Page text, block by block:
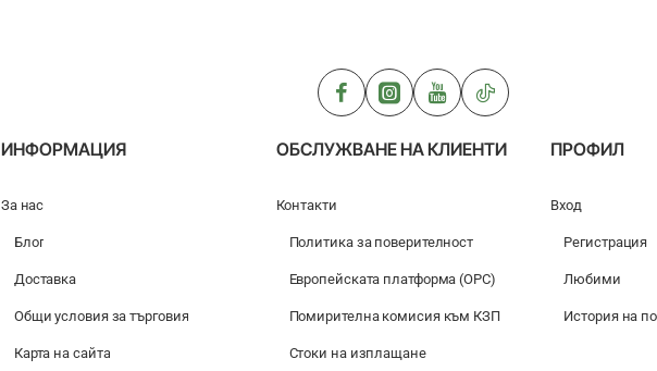
Aqua
ИНФОРМАЦИЯ
За нас
Блог
Доставка
Общи условия за търговия
Карта на сайта
ОБСЛУЖВАНЕ НА КЛИЕНТИ
Контакти
Политика за поверителност
Европейската платформа (ОРС)
Помирителна комисия към КЗП
Стоки на изплащане
ПРОФИЛ
Вход
Регистрация
Любими
История на